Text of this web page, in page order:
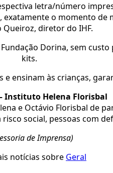
letra/número
o momento de
Queiroz, diretor do IHF.
Dorina, sem
kits.
ensinam às crianças,
Instituto Helena Florisbal
e Octávio Florisbal de
social, pessoas com
de Imprensa)
notícias sobre Geral